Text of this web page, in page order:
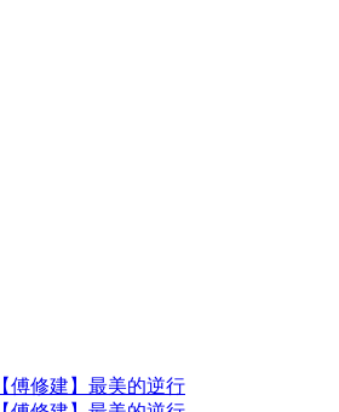
【傅修建】最美的逆行